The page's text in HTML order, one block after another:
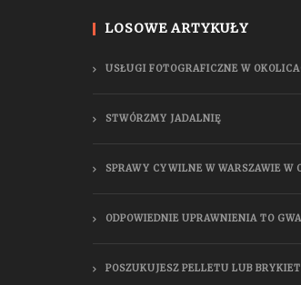
LOSOWE ARTYKUŁY
USŁUGI FOTOGRAFICZNE W
STWÓRZMY JADALNIĘ
SPRAWY CYWILNE W WARSZAWIE W
ODPOWIEDNIE UPRAWNIENIA TO
POSZUKUJESZ PELLETU LUB